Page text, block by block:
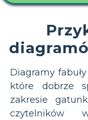
Diagramy
które dobrze
zakresie
czytelników